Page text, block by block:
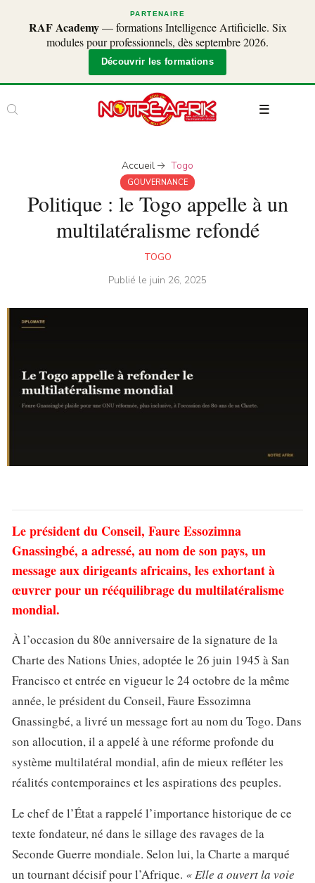
PARTENAIRE
RAF Academy— formations Intelligence Artificielle. Six
modules pour professionnels, dès septembre 2026.
Découvrir les formations
Accueil Togo
GOUVERNANCE
Politique : le Togo appelle à un
multilatéralisme refondé
TOGO
Publié le juin 26, 2025
Le président du Conseil, Faure Essozimna
Gnassingbé, a adressé, au nom de son pays, un
message aux dirigeants africains, les exhortant à
œuvrer pour un rééquilibrage du multilatéralisme
mondial.
À l’occasion du 80e anniversaire de la signature de la
Charte des Nations Unies, adoptée le 26 juin 1945 à San
Francisco et entrée en vigueur le 24 octobre de la même
année, le président du Conseil, Faure Essozimna
Gnassingbé, a livré un message fort au nom du Togo. Dans
son allocution, il a appelé à une réforme profonde du
système multilatéral mondial, afin de mieux refléter les
réalités contemporaines et les aspirations des peuples.
Le chef de l’État a rappelé l’importance historique de ce
texte fondateur, né dans le sillage des ravages de la
Seconde Guerre mondiale. Selon lui, la Charte a marqué
un tournant décisif pour l’Afrique. « Elle a ouvert la voie